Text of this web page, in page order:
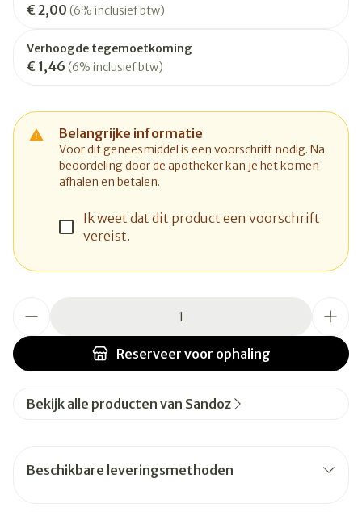
€ 2,00 (6% inclusief btw)
Verhoogde tegemoetkoming
€ 1,46 (6% inclusief btw)
Belangrijke informatie
Voor dit geneesmiddel is een voorschrift nodig. Na
beoordeling door de apotheker kan je het komen
afhalen en betalen.
Ik weet dat dit product een voorschrift
vereist.
Reserveer voor ophaling
Bekijk alle producten van Sandoz
Beschikbare leveringsmethoden